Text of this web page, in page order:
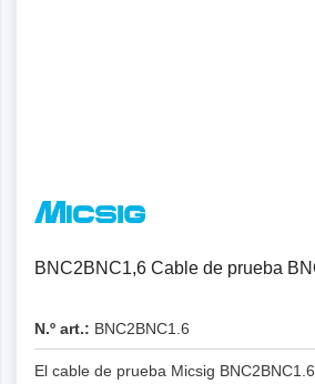
BNC2BNC1,6 Cable de prueba
N.º art.: BNC2BNC1.6
El cable de prueba Micsig